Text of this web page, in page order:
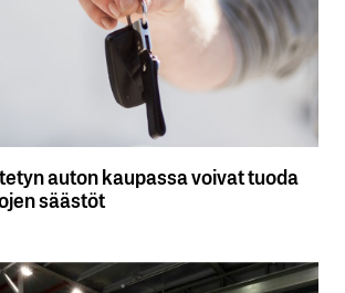
auton kaupassa voivat tuoda
säästöt